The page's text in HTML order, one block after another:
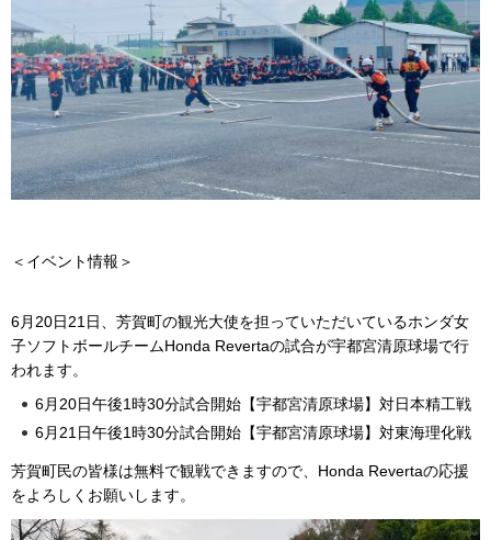
＜イベント情報＞
6月20日21日、芳賀町の観光大使を担っていただいているホンダ女
子ソフトボールチームHonda Revertaの試合が宇都宮清原球場で行
われます。
6月20日午後1時30分試合開始【宇都宮清原球場】対日本精工戦
6月21日午後1時30分試合開始【宇都宮清原球場】対東海理化戦
芳賀町民の皆様は無料で観戦できますので、Honda Revertaの応援
をよろしくお願いします。